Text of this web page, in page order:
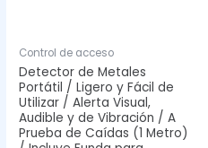
Control de acceso
Detector de Metales
Portátil / Ligero y Fácil de
Utilizar / Alerta Visual,
Audible y de Vibración / A
Prueba de Caídas (1 Metro)